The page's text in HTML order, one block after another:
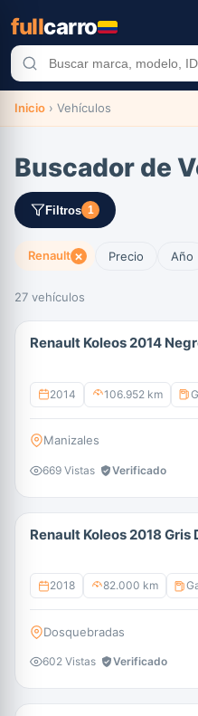
fullcarro
Inicio › Vehículos
Buscador de
Filtros 1
Renault × Precio Año
27 vehículos
Renault Koleos 2014
2014 106.952 km
Manizales
669 Vistas Verificado
Renault Koleos 2018
2018 82.000 km
Dosquebradas
602 Vistas Verificado